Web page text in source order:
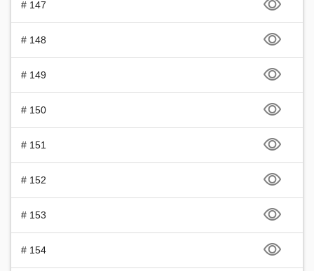
# 147
# 148
# 149
# 150
# 151
# 152
# 153
# 154